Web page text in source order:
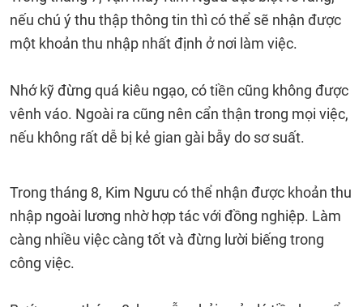
nếu chú ý thu thập thông tin thì có thể sẽ nhận được
một khoản thu nhập nhất định ở nơi làm việc.
Nhớ kỹ đừng quá kiêu ngạo, có tiền cũng không được
vênh váo. Ngoài ra cũng nên cẩn thận trong mọi việc,
nếu không rất dễ bị kẻ gian gài bẫy do sơ suất.
Trong tháng 8, Kim Ngưu có thể nhận được khoản thu
nhập ngoài lương nhờ hợp tác với đồng nghiệp. Làm
càng nhiều việc càng tốt và đừng lười biếng trong
công việc.